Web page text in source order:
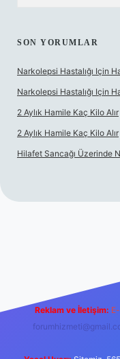
SON YORUMLAR
Narkolepsi Hastalığı Için
Narkolepsi Hastalığı Için
2 Aylık Hamile Kaç Kilo Alır
2 Aylık Hamile Kaç Kilo Alır
Hilafet Sancağı Üzerinde
Reklam ve İletişim: